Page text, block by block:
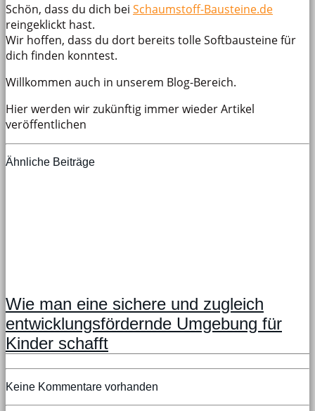
Schön, dass du dich bei Schaumstoff-Bausteine.de
reingeklickt hast.
Wir hoffen, dass du dort bereits tolle Softbausteine für
dich finden konntest.
Willkommen auch in unserem Blog-Bereich.
Hier werden wir zukünftig immer wieder Artikel
veröffentlichen
Ähnliche Beiträge
Wie man eine sichere und zugleich
entwicklungsfördernde Umgebung für
Kinder schafft
Keine Kommentare vorhanden